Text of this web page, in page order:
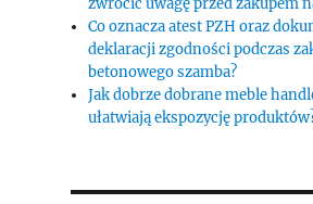
zwrócić uwagę przed zakupem
Co oznacza atest PZH oraz
deklaracji zgodności podczas
betonowego szamba?
Jak dobrze dobrane meble
ułatwiają ekspozycję